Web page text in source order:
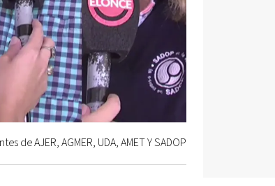
de AJER, AGMER, UDA, AMET Y SADOP